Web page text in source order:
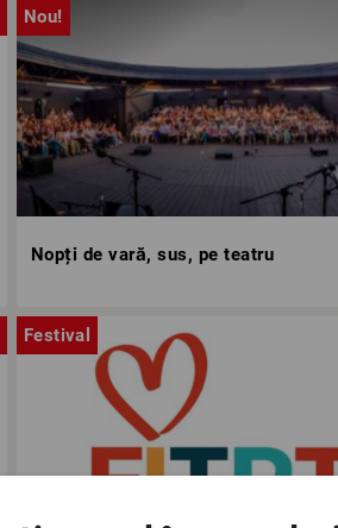
Nou!
Nopți de vară, sus, pe teatru
Festival